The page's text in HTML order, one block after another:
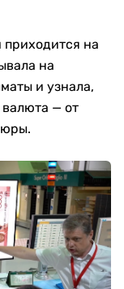
на
на
и узнала,
валюта — от